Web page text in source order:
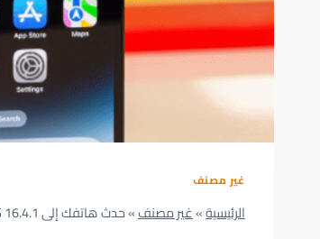
غير مصنف
الرئيسية»غير مصنف»حدث هاتفك إلى iOS 16.4.1 و iPadOS 16.4.1 مع إصلاحات للثغرات الأمنية المستغلة